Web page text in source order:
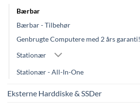
Bærbar
Bærbar - Tilbehør
Genbrugte Computere med 2 års garanti!
Stationær
Stationær - All-In-One
Eksterne Harddiske & SSDer